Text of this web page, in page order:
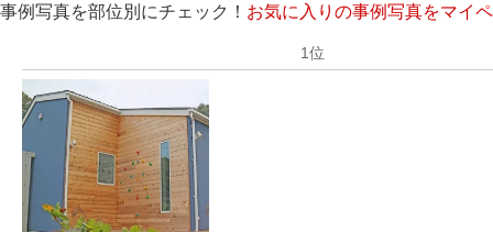
事例写真を部位別にチェック！ お気に入りの事例写真をマイ